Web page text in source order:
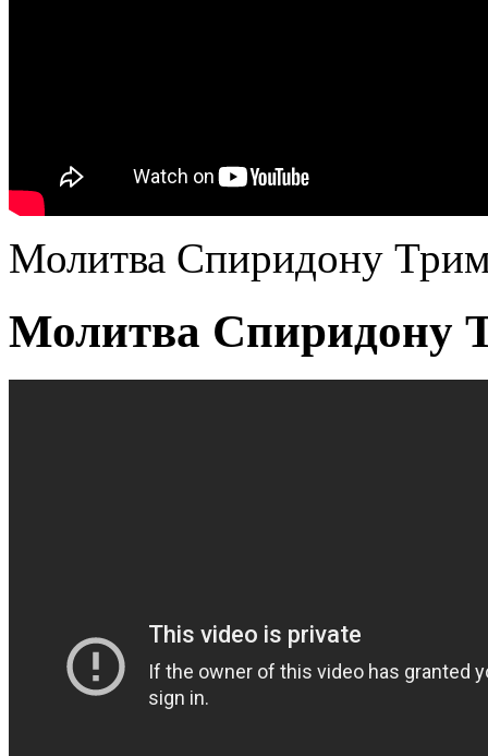
Молитва Спиридону
Молитва Спиридону